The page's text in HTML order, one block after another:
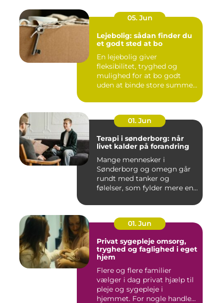
05. Jun
Lejebolig: sådan finder du
et godt sted at bo
En lejebolig giver
fleksibilitet, tryghed og
mulighed for at bo godt
uden at binde store summer
01. Jun
Terapi i sønderborg: når
livet kalder på forandring
Mange mennesker i
Sønderborg og omegn går
rundt med tanker og
følelser, som fylder mere end
01. Jun
Privat sygepleje omsorg,
tryghed og faglighed i eget
hjem
Flere og flere familier
vælger i dag privat hjælp til
pleje og sygepleje i
hjemmet. For nogle handle...